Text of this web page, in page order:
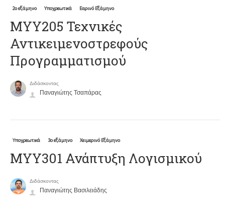
2ο εξάμηνο Υποχρεωτικά Εαρινό Εξάμηνο
ΜΥΥ205 Τεχνικές
Αντικειμενοστρεφούς
Προγραμματισμού
Διδάσκοντας
Παναγιώτης Τσαπάρας
Υποχρεωτικά 3ο εξάμηνο Χειμερινό Εξάμηνο
ΜΥΥ301 Ανάπτυξη Λογισμικού
Διδάσκοντας
Παναγιώτης Βασιλειάδης